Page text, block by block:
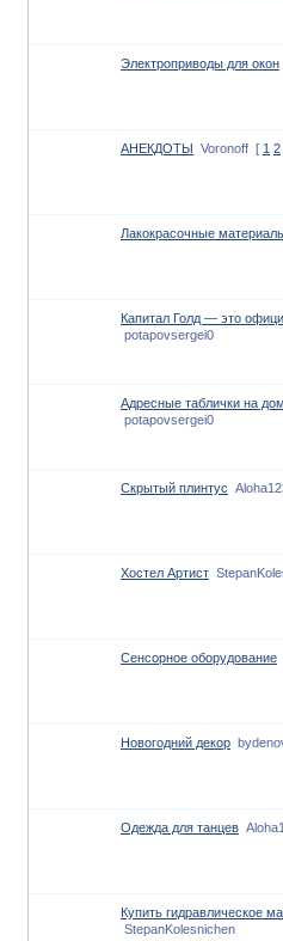
Электроприводы для окон
АНЕКДОТЫ Voronoff [ 1 2
Лакокрасочные
Капитал Голд — это
potapovsergei0
Адресные таблички на
potapovsergei0
Скрытый плинтус
Хостел Артист
Сенсорное оборудование
Новогодний декор
Одежда для танцев
Купить гидравлическое
StepanKolesnichen